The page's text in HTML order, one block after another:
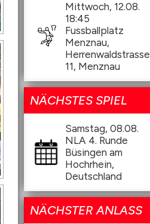
Mittwoch, 12.08.
18:45
Fussballplatz
Menznau,
Herrenwaldstrasse
11, Menznau
NÄCHSTES SPIEL
Samstag, 08.08.
NLA 4. Runde
Büsingen am
Hochrhein,
Deutschland
NÄCHSTER ANLASS